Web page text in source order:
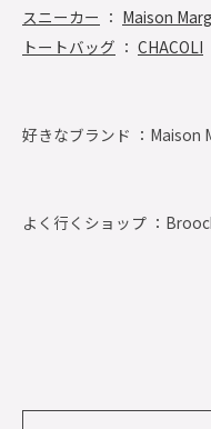
スニーカー ： Maison
トートバッグ ： CHACOLI
好きなブランド ： Maison
よく行くショップ ：